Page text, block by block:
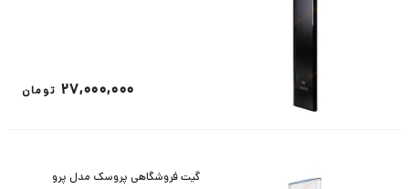
27,000,000 تومان
گیت فروشگاهی پروسک مدل پرو